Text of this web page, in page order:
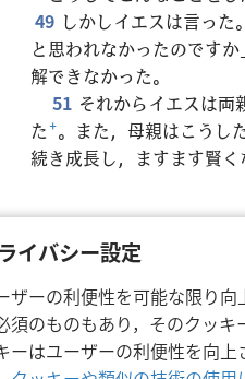
イバシー設定
ザーの利便性を可能な限り
須のものもあり，そのクッ
ーはユーザーの利便性を向
49 しかしイエスは言った
と思われなかったのですか
解できなかった。
51 それからイエスは両
た+。また，母親はこうし
続き成長し，ますます賢